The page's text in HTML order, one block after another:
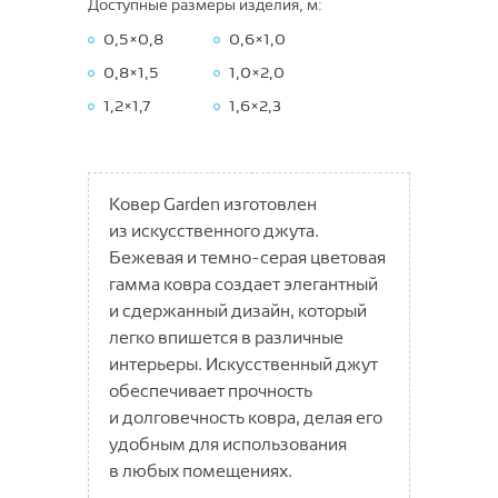
GALA
GLADIS
PLAY
Play Rugs
Sher
TOSCANA
Agata
LUSON
MATERA
MAVRIKA
Nelly
Nirvana
OLBIA
ORISTANO
SANTOS
Side
TEONA
Форино
Ковры из Турции
ROMANCE
Коврики
Коврики на пенорезине
Avila
Davos
Maravi
Тафтинговые на войлоке
Коврики принт
Коврики скролл
Высоковорсные коврики
Придверные коврики ФлорТ
Офис
Универсальные ЭВА
Мягкий пол
Гавари Пром
Английский алфавит
Бабочки
Геометрия
Грязезащитные покрытия
Россия
Специализированные дорожки
Люберецкие ковры
Пробковые покрытия
Доступные размеры изделия, м:
0,5×0,8
0,6×1,0
0,8×1,5
1,0×2,0
1,2×1,7
1,6×2,3
Ковер Garden изготовлен
из искусственного джута.
Бежевая и темно-серая цветовая
гамма ковра создает элегантный
и сдержанный дизайн, который
легко впишется в различные
интерьеры. Искусственный джут
обеспечивает прочность
и долговечность ковра, делая его
удобным для использования
в любых помещениях.